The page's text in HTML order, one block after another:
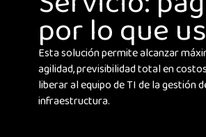
por lo que
Esta solución permite alcanzar
agilidad, previsibilidad total en
liberar al equipo de TI de la gestión
infraestructura.